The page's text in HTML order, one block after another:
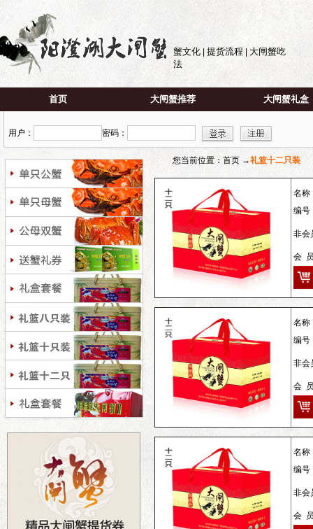
蟹文化 提货流程
大闸蟹吃
法
首页 大闸蟹推荐 大闸蟹礼盒
用户： 密码：
您当前位置：首页 →礼篮十二只装
名称
编号
非会
会
名称
编号
非会
会
名称
编号
非会
会